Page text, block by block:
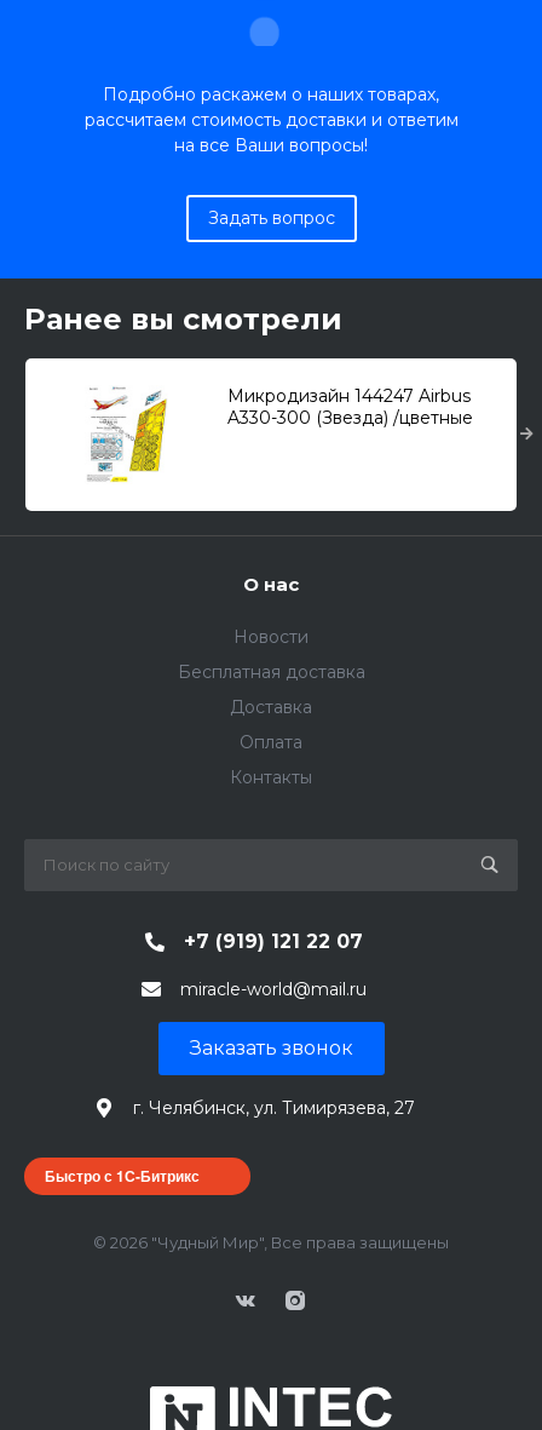
Подробно раскажем о наших товарах,
рассчитаем стоимость доставки и ответим
на все Ваши вопросы!
Задать вопрос
Ранее вы смотрели
Микродизайн 144247 Airbus
A330-300 (Звезда) /цветные
О нас
Новости
Бесплатная доставка
Доставка
Оплата
Контакты
+7 (919) 121 22 07
miracle-world@mail.ru
Заказать звонок
г. Челябинск, ул. Тимирязева, 27
Быстро с 1С-Битрикс
© 2026 "Чудный Мир", Все права защищены